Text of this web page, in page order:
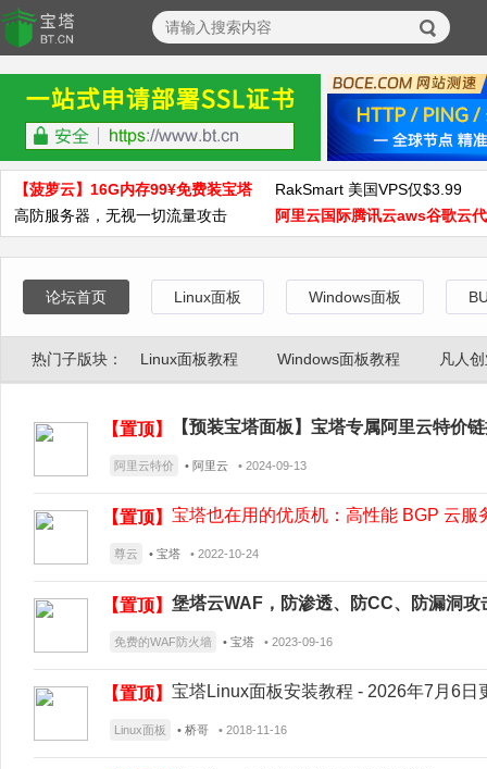
【菠萝云】16G内存99¥免费装宝塔
RakSmart 美国VPS仅$3.99
高防服务器，无视一切流量攻击
阿里云国际腾讯云aws谷歌云
论坛首页 Linux面板 Windows面板
热门子版块： Linux面板教程 Windows面板教程 凡人
【置顶】 【预装宝塔面板】宝塔专属阿里云特价
阿里云特价 • 阿里云 • 2024-09-13
【置顶】 宝塔也在用的优质机：高性能 BGP 云服
尊云 • 宝塔 • 2022-10-24
【置顶】 堡塔云WAF，防渗透、防CC、防漏洞攻
免费的WAF防火墙 • 宝塔 • 2023-09-16
【置顶】 宝塔Linux面板安装教程 - 2026年7月6日
Linux面板 • 桥哥 • 2018-11-16